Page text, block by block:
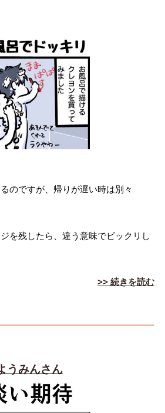
のですが、帰りが遅い時は別々
を残したら、違う意味でビックリし
>> 続きを読む
うみんさん